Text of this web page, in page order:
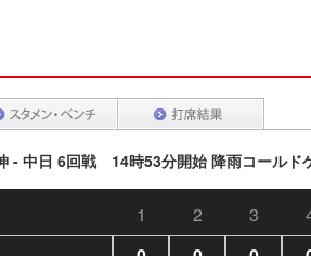
- 中日 6回戦 14時53分開始 降雨コールド
1 2 3